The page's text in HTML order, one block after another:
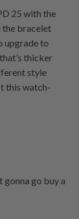
25 with the
the bracelet
upgrade to
thicker
style
this watch-
go buy a